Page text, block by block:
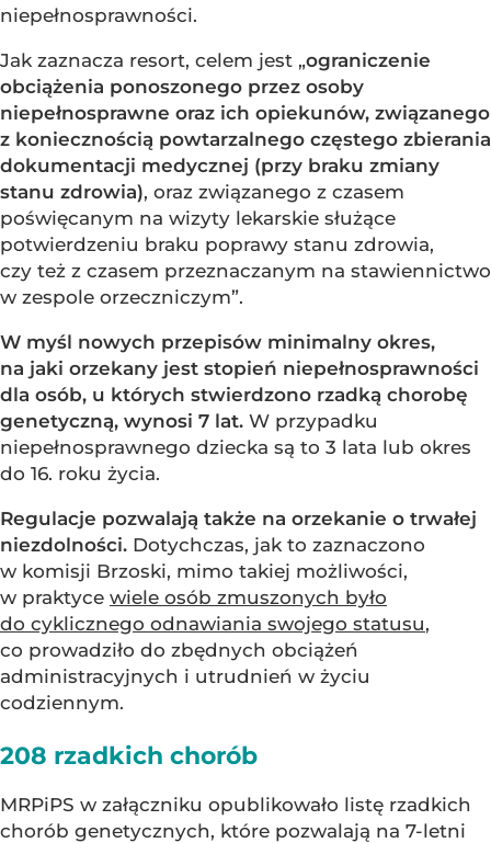
niepełnosprawności.
Jak zaznacza resort, celem jest „ograniczenie
obciążenia ponoszonego przez osoby
niepełnosprawne oraz ich opiekunów, związanego
z koniecznością powtarzalnego częstego zbierania
dokumentacji medycznej (przy braku zmiany
stanu zdrowia), oraz związanego z czasem
poświęcanym na wizyty lekarskie służące
potwierdzeniu braku poprawy stanu zdrowia,
czy też z czasem przeznaczanym na stawiennictwo
w zespole orzeczniczym”.
W myśl nowych przepisów minimalny okres,
na jaki orzekany jest stopień niepełnosprawności
dla osób, u których stwierdzono rzadką chorobę
genetyczną, wynosi 7 lat. W przypadku
niepełnosprawnego dziecka są to 3 lata lub okres
do 16. roku życia.
Regulacje pozwalają także na orzekanie o trwałej
niezdolności. Dotychczas, jak to zaznaczono
w komisji Brzoski, mimo takiej możliwości,
w praktyce wiele osób zmuszonych było
do cyklicznego odnawiania swojego statusu,
co prowadziło do zbędnych obciążeń
administracyjnych i utrudnień w życiu
codziennym.
208 rzadkich chorób
MRPiPS w załączniku opublikowało listę rzadkich
chorób genetycznych, które pozwalają na 7-letni